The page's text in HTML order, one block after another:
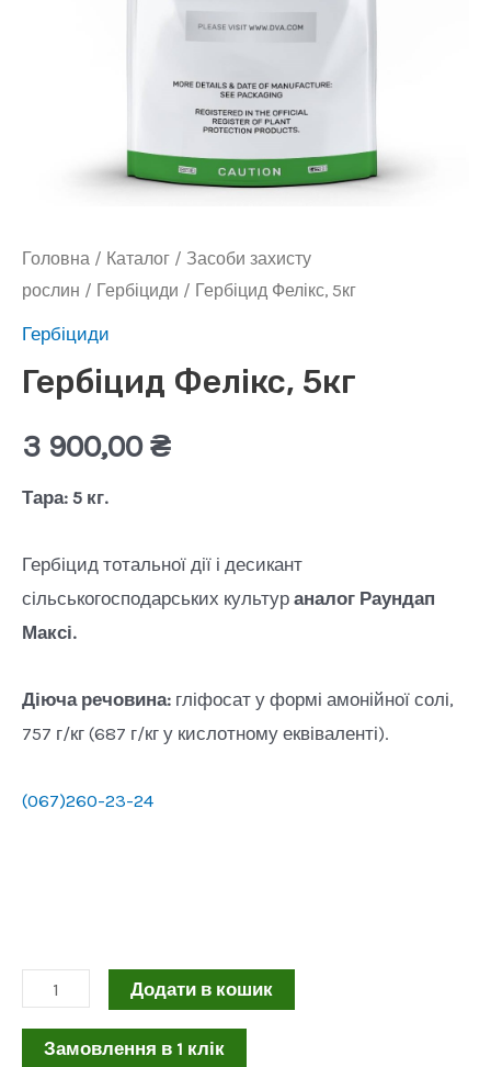
Головна / Каталог / Засоби захисту
рослин / Гербіциди / Гербіцид Фелікс, 5кг
Гербіциди
Гербіцид Фелікс, 5кг
3 900,00₴
Тара: 5 кг.
Гербіцид тотальної дії і десикант
сільськогосподарських культур аналог Раундап
Максі.
Діюча речовина: гліфосат у формі амонійної солі,
757 г/кг (687 г/кг у кислотному еквіваленті).
(067)260-23-24
Гербіцид
5кг
Додати в кошик
Замовлення в 1 клік